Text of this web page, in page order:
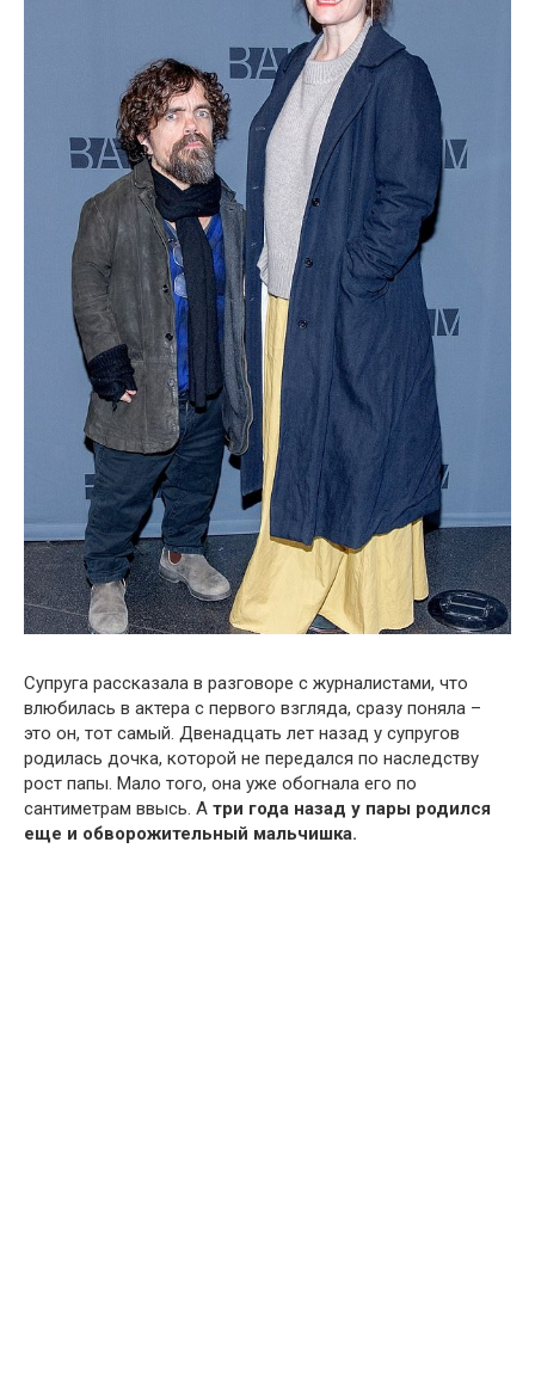
Супруга рассказала в разговоре с журналистами, что
влюбилась в актера с первого взгляда, сразу поняла –
это он, тот самый. Двенадцать лет назад у супругов
родилась дочка, которой не передался по наследству
рост папы. Мало того, она уже обогнала его по
сантиметрам ввысь. А три года назад у пары родился
еще и обворожительный мальчишка.